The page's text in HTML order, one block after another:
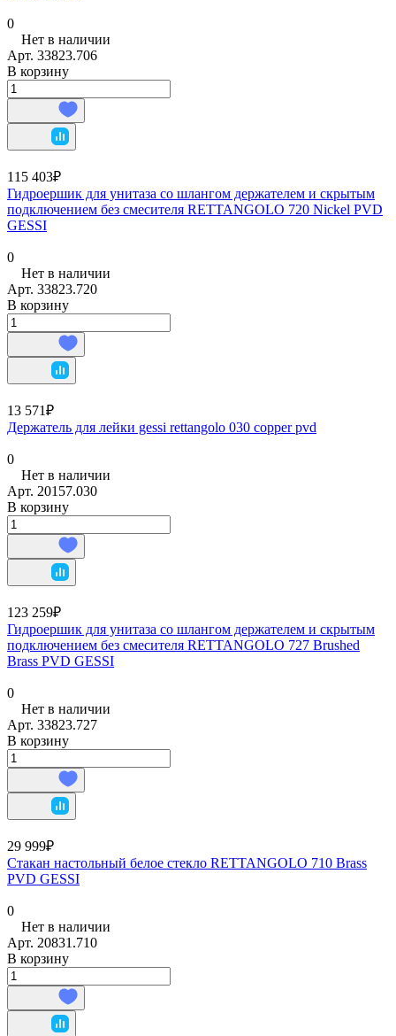
0
Нет в наличии
Арт. 33823.706
В корзину
115 403₽
Гидроершик для унитаза со шлангом держателем и скрытым
подключением без смесителя RETTANGOLO 720 Nickel PVD
GESSI
0
Нет в наличии
Арт. 33823.720
В корзину
13 571₽
Держатель для лейки gessi rettangolo 030 copper pvd
0
Нет в наличии
Арт. 20157.030
В корзину
123 259₽
Гидроершик для унитаза со шлангом держателем и скрытым
подключением без смесителя RETTANGOLO 727 Brushed
Brass PVD GESSI
0
Нет в наличии
Арт. 33823.727
В корзину
29 999₽
Стакан настольный белое стекло RETTANGOLO 710 Brass
PVD GESSI
0
Нет в наличии
Арт. 20831.710
В корзину